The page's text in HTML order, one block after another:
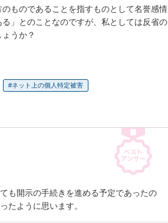
ものであることを指すものとして名誉感情
」とのことなのですが、私としては反省の
うか？
ネット上の個人特定被害
も開示の手続きを進める予定であったの
たように思います。